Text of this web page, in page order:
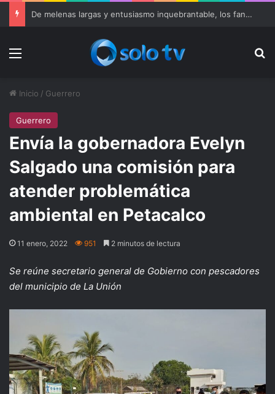
De melenas largas y entusiasmo inquebrantable, los fans de Metallica disfrutan de Mammoth
Menu
Inicio / Guerrero
Guerrero
Envía la gobernadora Evelyn
Salgado una comisión para
atender problemática
ambiental en Petacalco
11 enero, 2022 951 2 minutos de lectura
Se reúne secretario general de Gobierno con pescadores
del municipio de La Unión